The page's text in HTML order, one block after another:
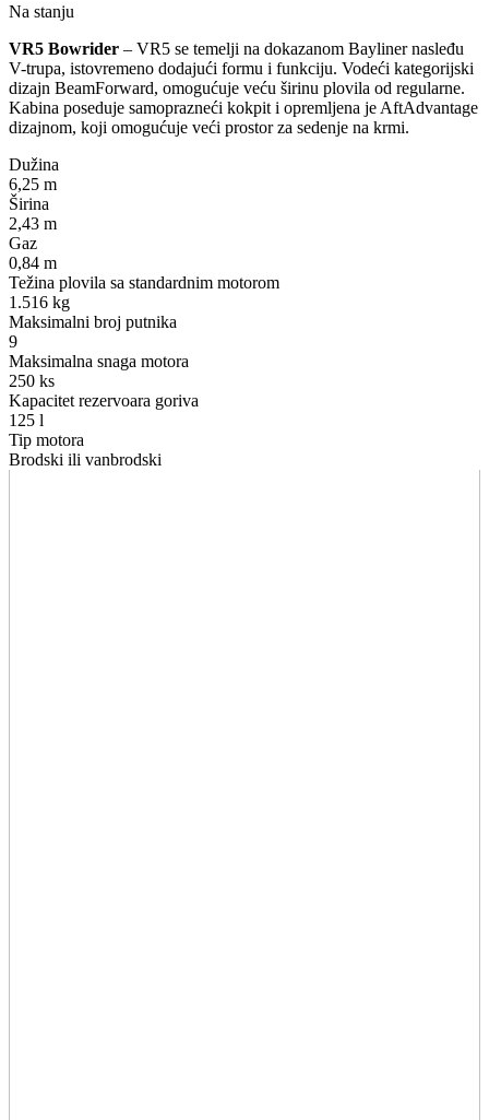
Na stanju
VR5 Bowrider – VR5 se temelji na dokazanom Bayliner nasleđu
V-trupa, istovremeno dodajući formu i funkciju. Vodeći kategorijski
dizajn BeamForward, omogućuje veću širinu plovila od regularne.
Kabina poseduje samoprazneći kokpit i opremljena je AftAdvantage
dizajnom, koji omogućuje veći prostor za sedenje na krmi.
Dužina
6,25 m
Širina
2,43 m
Gaz
0,84 m
Težina plovila sa standardnim motorom
1.516 kg
Maksimalni broj putnika
9
Maksimalna snaga motora
250 ks
Kapacitet rezervoara goriva
125 l
Tip motora
Brodski ili vanbrodski